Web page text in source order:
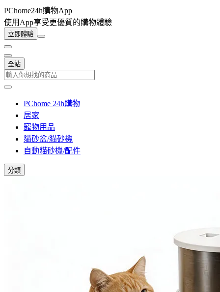
PChome24h購物App
使用App享受更優質的購物體驗
立即體驗
全站
PChome 24h購物
居家
寵物用品
貓砂盆/貓砂機
自動貓砂機/配件
分類